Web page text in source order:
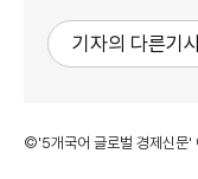
기자의 다른기
©'5개국어 글로벌 경제신문'